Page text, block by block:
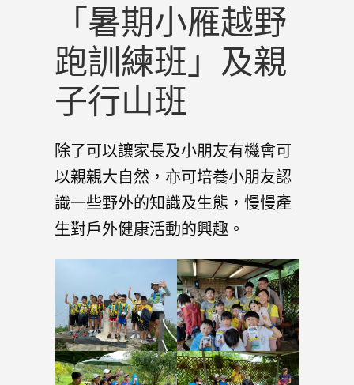
「暑期小雁越野
跑訓練班」及親
子行山班
除了可以讓家長及小朋友有機會可
以親親大自然，亦可培養小朋友認
識一些野外的知識及生態，慢慢產
生對戶外健康活動的興趣。